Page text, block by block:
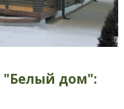
"Белый дом":